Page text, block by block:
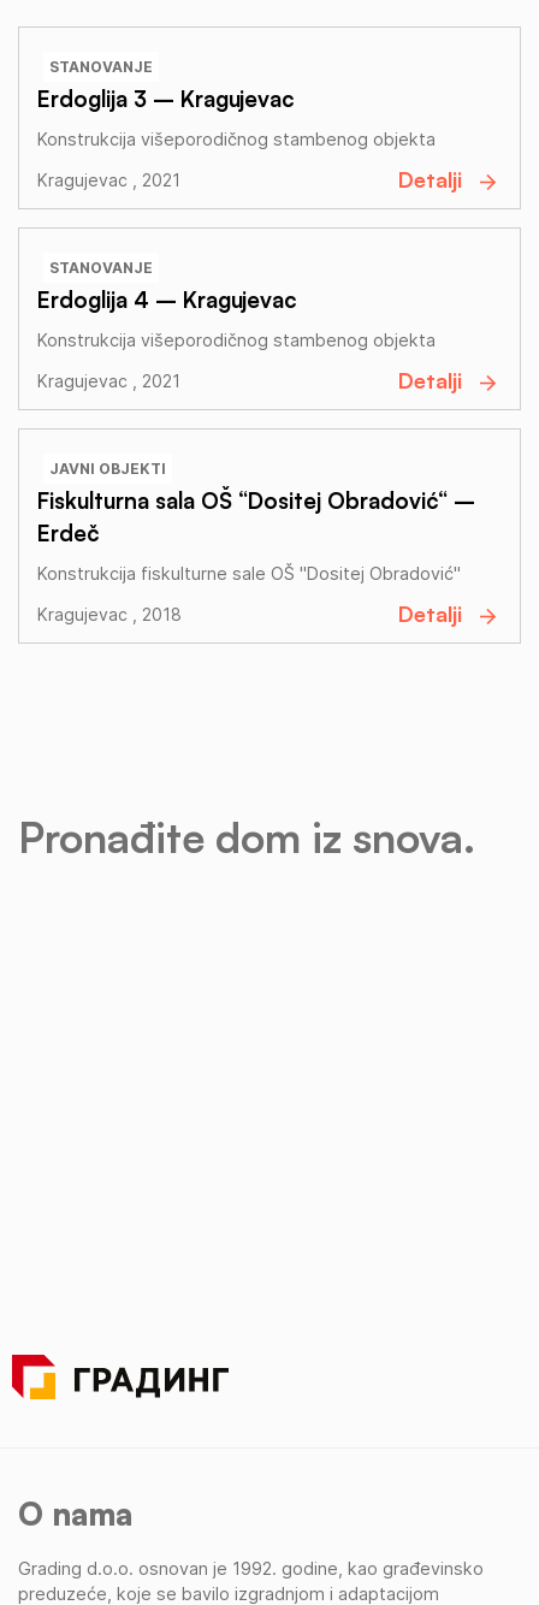
STANOVANJE
Erdoglija 3 – Kragujevac
Konstrukcija višeporodičnog stambenog objekta
Kragujevac , 2021
Detalji
STANOVANJE
Erdoglija 4 – Kragujevac
Konstrukcija višeporodičnog stambenog objekta
Kragujevac , 2021
Detalji
JAVNI OBJEKTI
Fiskulturna sala OŠ “Dositej Obradović“ –
Erdeč
Konstrukcija fiskulturne sale OŠ "Dositej Obradović"
Kragujevac , 2018
Detalji
Pronađite dom iz snova.
O nama
Grading d.o.o. osnovan je 1992. godine, kao građevinsko
preduzeće, koje se bavilo izgradnjom i adaptacijom